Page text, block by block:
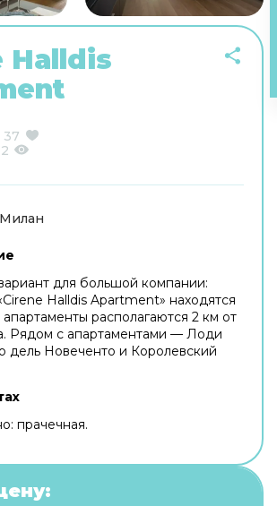
Halldis
37
Милан
для большой компании:
Halldis Apartment» находятся
располагаются 2 км от
Рядом с апартаментами — Лоди
дель Новеченто и Королевский
прачечная.